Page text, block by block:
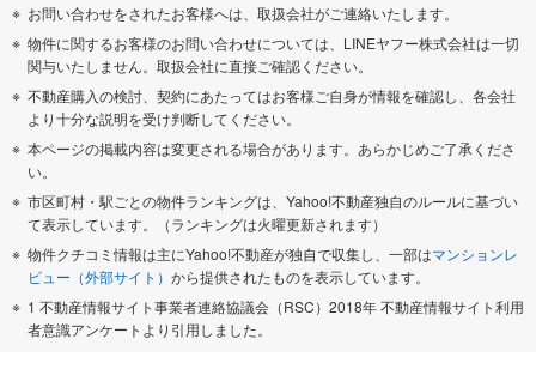
お問い合わせをされたお客様へは、取扱会社がご連絡いたします。
物件に関するお客様のお問い合わせについては、LINEヤフー株式会社は一切
関与いたしません。取扱会社に直接ご確認ください。
不動産購入の検討、契約にあたってはお客様ご自身が情報を確認し、各会社
より十分な説明を受け判断してください。
本ページの掲載内容は変更される場合があります。あらかじめご了承くださ
い。
市区町村・駅ごとの物件ランキングは、Yahoo!不動産独自のルールに基づい
て表示しています。（ランキングは火曜更新されます）
物件クチコミ情報は主にYahoo!不動産が独自で収集し、一部はマンションレ
ビュー（外部サイト） から提供されたものを表示しています。
1 不動産情報サイト事業者連絡協議会（RSC）2018年 不動産情報サイト利用
者意識アンケートより引用しました。